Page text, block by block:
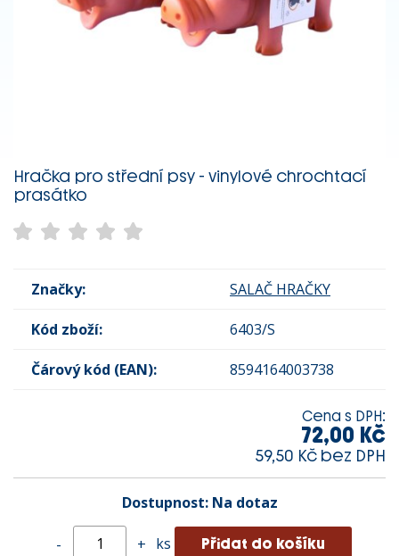
Hračka pro střední psy - vinylové chrochtací
prasátko
Značky: SALAČ HRAČKY
Kód zboží: 6403/S
Čárový kód (EAN): 8594164003738
Cena s DPH:
72,00 Kč
59,50 Kč bez DPH
Dostupnost: Na dotaz
- + ks